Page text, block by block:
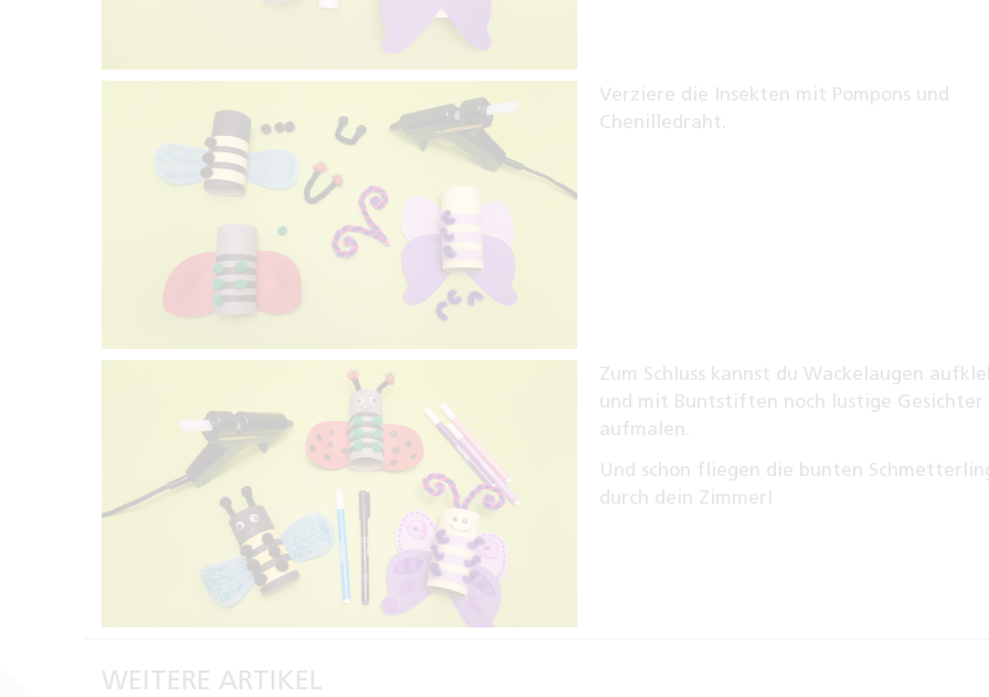
Verziere die Insekten mit Pompons und
Chenilledraht.
Zum Schluss kannst du Wackelaugen
und mit Buntstiften noch lustige Gesichter
aufmalen.
Und schon fliegen die bunten
durch dein Zimmer!
WEITERE ARTIKEL